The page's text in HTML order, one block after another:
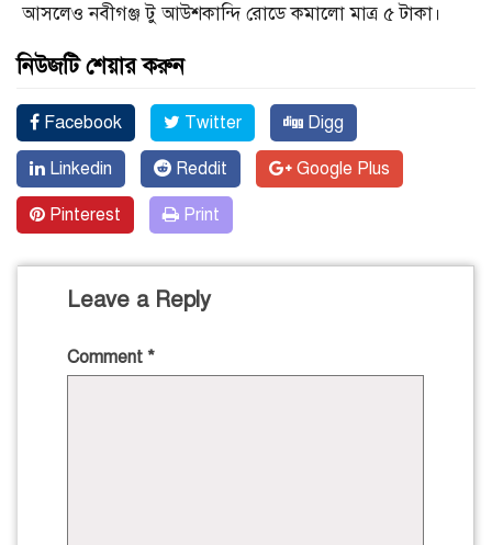
আসলেও নবীগঞ্জ টু আউশকান্দি রোডে কমালো মাত্র ৫ টাকা।
নিউজটি শেয়ার করুন
Facebook Twitter Digg
Linkedin Reddit Google Plus
Pinterest Print
Leave a Reply
Comment *